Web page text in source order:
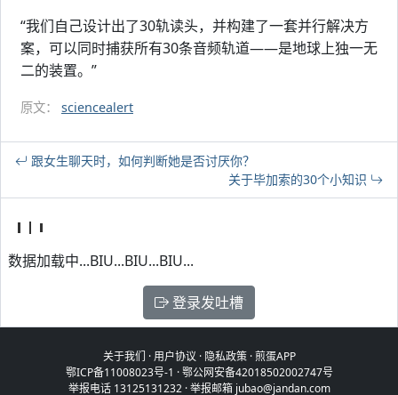
“我们自己设计出了30轨读头，并构建了一套并行解决方
案，可以同时捕获所有30条音频轨道——是地球上独一无
二的装置。”
原文： sciencealert
跟女生聊天时，如何判断她是否讨厌你？
关于毕加索的30个小知识
数据加载中...BIU...BIU...BIU...
登录发吐槽
关于我们 ·用户协议 · 隐私政策·煎蛋APP
鄂ICP备11008023号-1 ·鄂公网安备42018502002747号
举报电话 13125131232 · 举报邮箱 jubao@jandan.com